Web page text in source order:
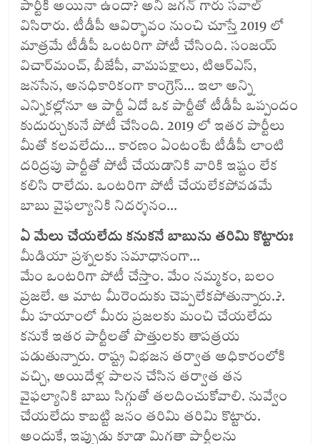
పార్టీకి అయినా ఉందా? అని జగన్‌ గారు సవాల్‌
విసిరారు. టీడీపీ ఆవిర్భావం నుంచి చూస్తే 2019 లో
మాత్రమే టీడీపీ ఒంటరిగా పోటీ చేసింది. సంజయ్‌
విచార్‌మంచ్, బీజేపీ, వామపక్షాలు, టిఆర్ఎస్,
జనసేన, అనధికారికంగా కాంగ్రెస్… ఇలా అన్ని
ఎన్నికల్లోనూ ఆ పార్టీ ఏదో ఒక పార్టీతో టీడీపీ ఒప్పందం
కుదుర్చుకునే పోటీ చేసింది. 2019 లో ఇతర పార్టీలు
మీతో కలవలేదు… కారణం ఏంటంటే టీడీపీ లాంటి
దరిద్రపు పార్టీతో పోటీ చేయడానికి వారికి ఇష్టం లేక
కలిసి రాలేదు. ఒంటరిగా పోటీ చేయలేకపోవడమే
బాబు వైఫల్యానికి నిదర్శనం…
ఏ మేలు చేయలేదు కనుకనే బాబును తరిమి కొట్టారుః
మీడియా ప్రశ్నలకు సమాధానంగా…
మేం ఒంటరిగా పోటీ చేస్తాం. మేం నమ్మకం, బలం
ప్రజలే. ఆ మాట మీరెందుకు చెప్పలేకపోతున్నారు..?.
మీ హయాంలో మీరు ప్రజలకు మంచి చేయలేదు
కనుకే ఇతర పార్టీలతో పొత్తులకు తాపత్రయ
పడుతున్నారు. రాష్ట్ర విభజన తర్వాత అధికారంలోకి
వచ్చి, అయిదేళ్ల పాలన చేసిన తర్వాత తన
వైఫల్యానికి బాబు సిగ్గుతో తలదించుకోవాలి. నువ్వేం
చేయలేదు కాబట్టి జనం తరిమి తరిమి కొట్టారు.
అందుకే, ఇప్పుడు కూడా మిగతా పార్టీలను